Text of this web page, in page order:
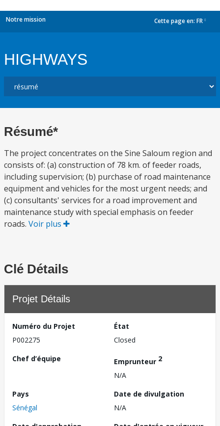
Notre mission Cette page en: FR
HIGHWAYS
Résumé*
The project concentrates on the Sine Saloum region and
consists of: (a) construction of 78 km. of feeder roads,
including supervision; (b) purchase of road maintenance
equipment and vehicles for the most urgent needs; and
(c) consultants' services for a road improvement and
maintenance study with special emphasis on feeder
roads. Voir plus
Clé Détails
Projet Détails
Numéro du Projet
P002275
État
Closed
Chef d’équipe
Emprunteur 2
N/A
Pays
Sénégal
Date de divulgation
N/A